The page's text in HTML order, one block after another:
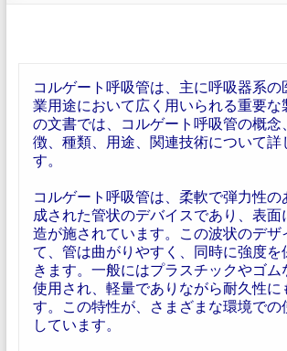
コルゲート呼吸管は、主に呼吸器系の
業用途において広く用いられる重要な
の文書では、コルゲート呼吸管の概念
徴、種類、用途、関連技術について詳
す。
コルゲート呼吸管は、柔軟で弾力性の
成された管状のデバイスであり、表面
造が施されています。この波状のデザ
て、管は曲がりやすく、同時に強度を
きます。一般にはプラスチックやゴム
使用され、軽量でありながら耐久性に
す。この特性が、さまざまな環境での
しています。